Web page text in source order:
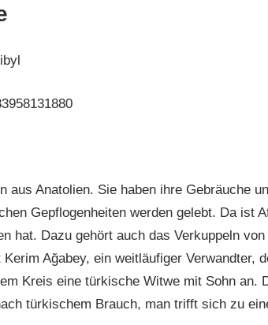
aus Anatolien. Sie haben ihre Gebräuche
Gepflogenheiten werden gelebt. Da ist
hat. Dazu gehört auch das Verkuppeln
Ağabey, ein weitläufiger Verwandter,
Kreis eine türkische Witwe mit Sohn an.
türkischem Brauch, man trifft sich zu